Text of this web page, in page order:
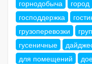
горнодобыча
город
господдержка
грузоперевозки
гусеничные
для помещений